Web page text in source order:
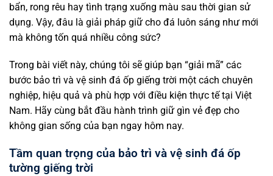
bẩn, rong rêu hay tình trạng xuống màu sau thời gian sử
dụng. Vậy, đâu là giải pháp giữ cho đá luôn sáng như mới
mà không tốn quá nhiều công sức?
Trong bài viết này, chúng tôi sẽ giúp bạn “giải mã” các
bước bảo trì và vệ sinh đá ốp giếng trời một cách chuyên
nghiệp, hiệu quả và phù hợp với điều kiện thực tế tại Việt
Nam. Hãy cùng bắt đầu hành trình giữ gìn vẻ đẹp cho
không gian sống của bạn ngay hôm nay.
Tầm quan trọng của bảo trì và vệ sinh đá ốp
tường giếng trời